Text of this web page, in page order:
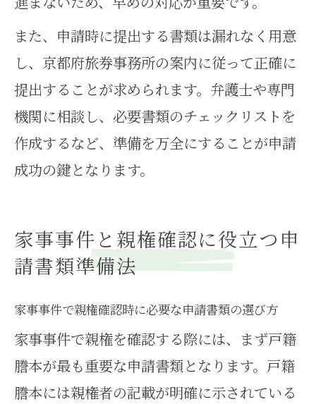
また、申請時に提出する書類は漏れなく用意
し、京都府旅券事務所の案内に従って正確に
提出することが求められます。弁護士や専門
機関に相談し、必要書類のチェックリストを
作成するなど、準備を万全にすることが申請
成功の鍵となります。
家事事件と親権確認に役立つ申
請書類準備法
家事事件で親権確認時に必要な申請書類の選び方
家事事件で親権を確認する際には、まず戸籍
謄本が最も重要な申請書類となります。戸籍
謄本には親権者の記載が明確に示されている